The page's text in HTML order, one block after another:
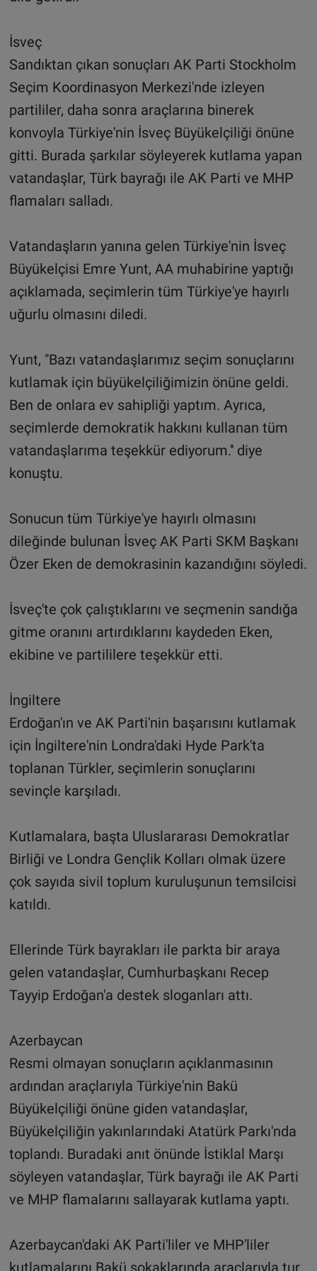
İsveç
Sandıktan çıkan sonuçları AK Parti Stockholm
Seçim Koordinasyon Merkezi'nde izleyen
partililer, daha sonra araçlarına binerek
konvoyla Türkiye'nin İsveç Büyükelçiliği önüne
gitti. Burada şarkılar söyleyerek kutlama yapan
vatandaşlar, Türk bayrağı ile AK Parti ve MHP
flamaları salladı.
Vatandaşların yanına gelen Türkiye'nin İsveç
Büyükelçisi Emre Yunt, AA muhabirine yaptığı
açıklamada, seçimlerin tüm Türkiye'ye hayırlı
uğurlu olmasını diledi.
Yunt, "Bazı vatandaşlarımız seçim sonuçlarını
kutlamak için büyükelçiliğimizin önüne geldi.
Ben de onlara ev sahipliği yaptım. Ayrıca,
seçimlerde demokratik hakkını kullanan tüm
vatandaşlarıma teşekkür ediyorum.'' diye
konuştu.
Sonucun tüm Türkiye'ye hayırlı olmasını
dileğinde bulunan İsveç AK Parti SKM Başkanı
Özer Eken de demokrasinin kazandığını söyledi.
İsveç'te çok çalıştıklarını ve seçmenin sandığa
gitme oranını artırdıklarını kaydeden Eken,
ekibine ve partililere teşekkür etti.
İngiltere
Erdoğan'ın ve AK Parti'nin başarısını kutlamak
için İngiltere'nin Londra'daki Hyde Park'ta
toplanan Türkler, seçimlerin sonuçlarını
sevinçle karşıladı.
Kutlamalara, başta Uluslararası Demokratlar
Birliği ve Londra Gençlik Kolları olmak üzere
çok sayıda sivil toplum kuruluşunun temsilcisi
katıldı.
Ellerinde Türk bayrakları ile parkta bir araya
gelen vatandaşlar, Cumhurbaşkanı Recep
Tayyip Erdoğan'a destek sloganları attı.
Azerbaycan
Resmi olmayan sonuçların açıklanmasının
ardından araçlarıyla Türkiye'nin Bakü
Büyükelçiliği önüne giden vatandaşlar,
Büyükelçiliğin yakınlarındaki Atatürk Parkı'nda
toplandı. Buradaki anıt önünde İstiklal Marşı
söyleyen vatandaşlar, Türk bayrağı ile AK Parti
ve MHP flamalarını sallayarak kutlama yaptı.
Azerbaycan'daki AK Parti'liler ve MHP'liler
kutlamalarını Bakü sokaklarında araçlarıyla tur